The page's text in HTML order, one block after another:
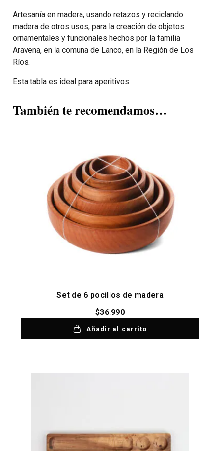
Artesanía en madera, usando retazos y reciclando
madera de otros usos, para la creación de objetos
ornamentales y funcionales hechos por la familia
Aravena, en la comuna de Lanco, en la Región de Los
Ríos.
Esta tabla es ideal para aperitivos.
También te recomendamos…
Set de 6 pocillos de madera
$36.990
Añadir al carrito